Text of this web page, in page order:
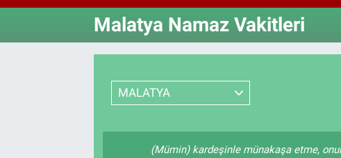
Malatya Namaz Vakitleri
MALATYA
(Mümin) kardeşinle münakaşa etme,
Özel Haberler
Haber Arşivi